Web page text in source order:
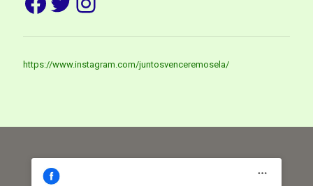
https://www.instagram.com/juntosvenceremosela/